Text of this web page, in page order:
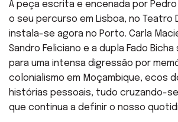
A peça escrita e encenada por
o seu percurso em Lisboa, no Teatro
instala-se agora no Porto. Carla
Sandro Feliciano e a dupla Fado
para uma intensa digressão por
colonialismo em Moçambique, ecos
histórias pessoais, tudo cruzando-
que continua a definir o nosso